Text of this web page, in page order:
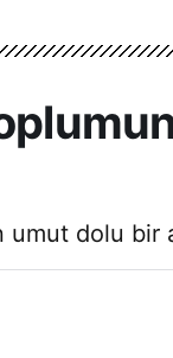
umut dolu bir